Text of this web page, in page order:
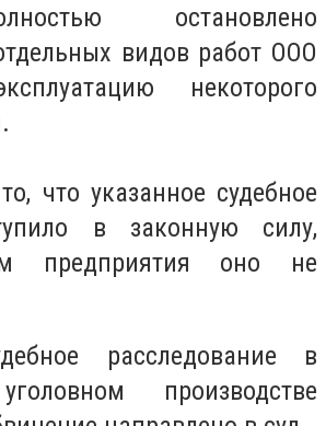
остановлено
видов работ ООО
некоторого
что указанное судебное
в законную силу,
предприятия оно не
расследование в
производстве